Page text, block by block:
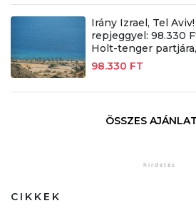
Irány Izrael, Tel
repjeggyel: 98.330
Holt-tenger
98.330 FT
ÖSSZES AJÁNLAT
CIKKEK